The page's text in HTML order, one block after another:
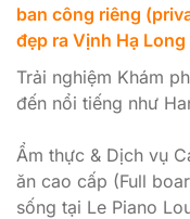
ban công riêng
đẹp ra Vịnh Hạ Long
Trải nghiệm Khám
đến nổi tiếng như
Ẩm thực & Dịch vụ
ăn cao cấp (Full
sống tại Le Piano